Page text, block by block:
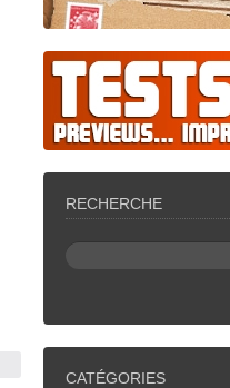
RECHERCHE
CATÉGORIES